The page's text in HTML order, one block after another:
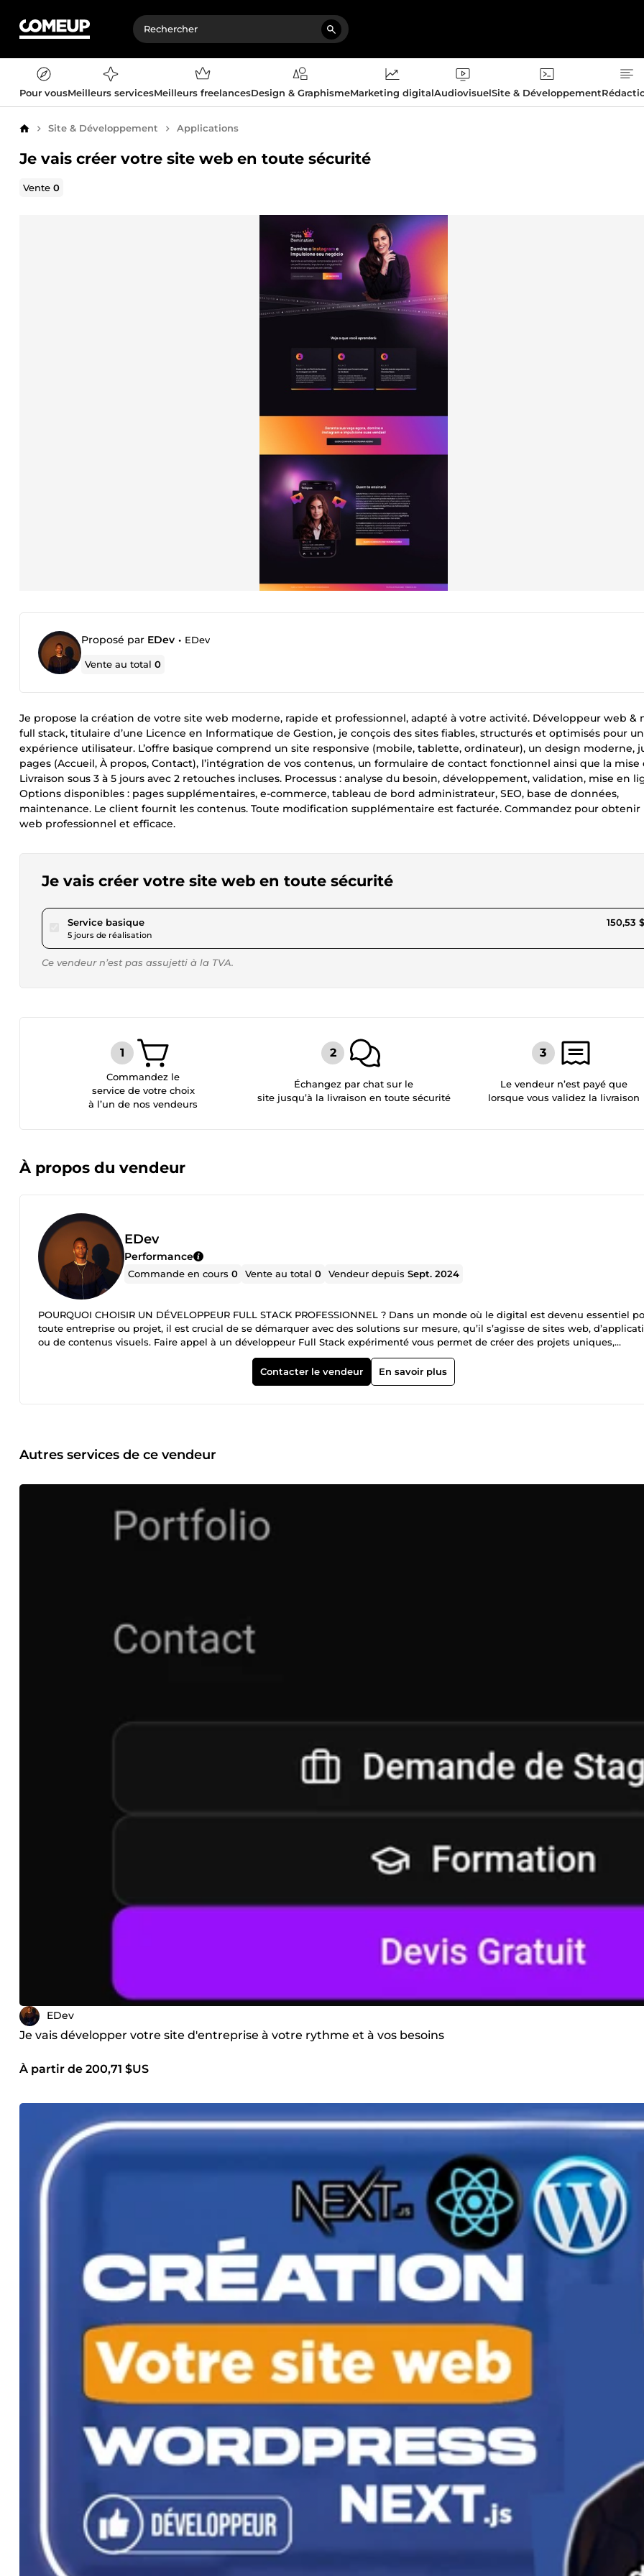
Pour vousMeilleurs servicesMeilleurs freelancesDesign & GraphismeMarketing digitalAudiovisuelSite & Développement
AccueilSite & Développement Applications
Je vais créer votre site web en toute sécurité
Vente0
Proposé par EDev • EDev
Vente au total0
Je propose la création de votre site web moderne, rapide et professionnel, adapté à votre activité. Développeur web &
full stack, titulaire d’une Licence en Informatique de Gestion, je conçois des sites fiables, structurés et optimisés pour
expérience utilisateur. L’offre basique comprend un site responsive (mobile, tablette, ordinateur), un design moderne,
pages (Accueil, À propos, Contact), l’intégration de vos contenus, un formulaire de contact fonctionnel ainsi que la mise
Livraison sous 3 à 5 jours avec 2 retouches incluses. Processus : analyse du besoin, développement, validation, mise en
Options disponibles : pages supplémentaires, e-commerce, tableau de bord administrateur, SEO, base de données,
maintenance. Le client fournit les contenus. Toute modification supplémentaire est facturée. Commandez pour obtenir
web professionnel et efficace.
Je vais créer votre site web en toute sécurité
Service basiquepour 138,74 $US
5 jours de réalisation
150,53
Ce vendeur n’est pas assujetti à la TVA.
Commandez le
service de votre choix
à l’un de nos vendeurs
Échangez par chat sur le
site jusqu’à la livraison en toute sécurité
Le vendeur n’est payé que
lorsque vous validez la livraison
À propos du vendeur
EDev
Performance
Commande en cours0 Vente au total0 Vendeur depuisSept. 2024
POURQUOI CHOISIR UN DÉVELOPPEUR FULL STACK PROFESSIONNEL ? Dans un monde où le digital est devenu essentiel
toute entreprise ou projet, il est crucial de se démarquer avec des solutions sur mesure, qu’il s’agisse de sites web,
ou de contenus visuels. Faire appel à un développeur Full Stack expérimenté vous permet de créer des projets uniques,
performants et adaptés à vos besoins spécifiques. Personnalisation complète : Chaque projet est conçu sur mesure, de la
technique aux choix graphiques, en passant par les fonctionnalités spécifiques à votre activité. Votre identité et vos objectifs
toujours au centre de la conception. Scalabilité et flexibilité : Les solutions que je développe sont évolutives. Vous pouvez
tout en assurant une maintenance efficace. MES COMPÉTENCES En tant que développeur Full Stack , je maîtrise un large
Effects. Rédaction et contenu optimisé SEO : Création de textes et contenus web adaptés pour améliorer votre visibilité et
impact en ligne. MON APPROCHE POUR CHAQUE PROJET Analyse et stratégie : Comprendre vos besoins, votre public cible
objectifs est la première étape pour construire une solution efficace et adaptée. Conception et design : Je crée des interfaces
contacter pour discuter de vos besoins et obtenir un devis personnalisé. Ensemble, nous créerons une solution sur mesure
reflète votre vision, renforce votre présence en ligne et vous aide à atteindre vos objectifs.
Contacter le vendeur En savoir plus
Autres services de ce vendeur
EDev
Je vais développer votre site d'entreprise à votre rythme et à vos besoins
À partir de 200,71 $US